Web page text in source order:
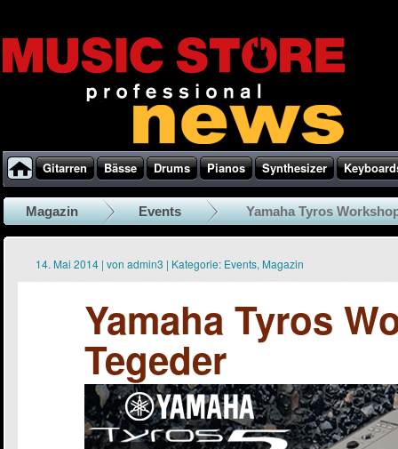
Gitarren Bässe Drums Pianos Synthesizer
Magazin Events Yamaha Tyros
14. Mai 2014 | von admin3 | Kategorie: Events, Magazin
Yamaha Tyros
Tegeder